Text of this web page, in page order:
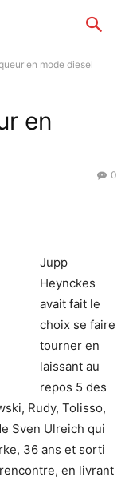
en mode diesel
en
0
Jupp
Heynckes
avait fait le
choix se faire
tourner en
laissant au
repos 5 des
Rudy, Tolisso,
Sven Ulreich qui
36 ans et sorti
en livrant